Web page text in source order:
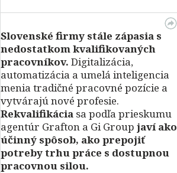
Slovenské firmy stále zápasia s
nedostatkom kvalifikovaných
pracovníkov. Digitalizácia,
automatizácia a umelá inteligencia
menia tradičné pracovné pozície a
vytvárajú nové profesie.
Rekvalifikácia sa podľa prieskumu
agentúr Grafton a Gi Group javí ako
účinný spôsob, ako prepojiť
potreby trhu práce s dostupnou
pracovnou silou.